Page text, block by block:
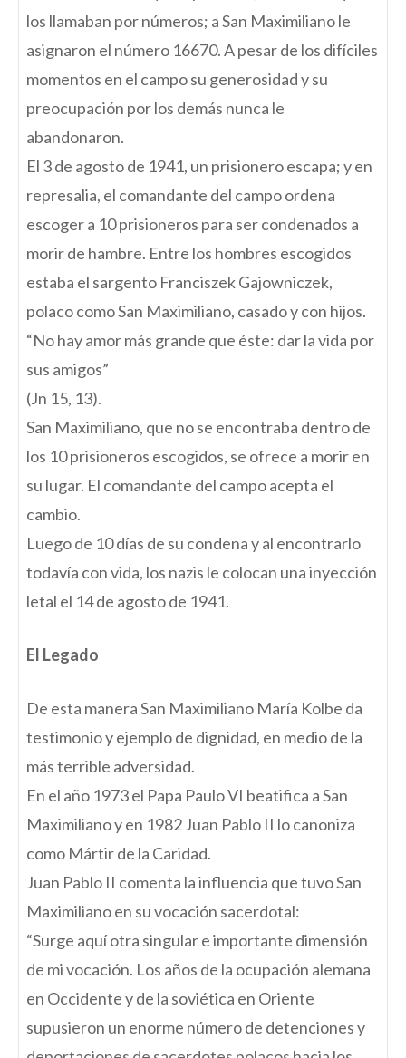
los llamaban por números; a San Maximiliano le
asignaron el número 16670. A pesar de los difíciles
momentos en el campo su generosidad y su
preocupación por los demás nunca le
abandonaron.
El 3 de agosto de 1941, un prisionero escapa; y en
represalia, el comandante del campo ordena
escoger a 10 prisioneros para ser condenados a
morir de hambre. Entre los hombres escogidos
estaba el sargento Franciszek Gajowniczek,
polaco como San Maximiliano, casado y con hijos.
“No hay amor más grande que éste: dar la vida por
sus amigos”
(Jn 15, 13).
San Maximiliano, que no se encontraba dentro de
los 10 prisioneros escogidos, se ofrece a morir en
su lugar. El comandante del campo acepta el
cambio.
Luego de 10 días de su condena y al encontrarlo
todavía con vida, los nazis le colocan una inyección
letal el 14 de agosto de 1941.
El Legado
De esta manera San Maximiliano María Kolbe da
testimonio y ejemplo de dignidad, en medio de la
más terrible adversidad.
En el año 1973 el Papa Paulo VI beatifica a San
Maximiliano y en 1982 Juan Pablo II lo canoniza
como Mártir de la Caridad.
Juan Pablo II comenta la influencia que tuvo San
Maximiliano en su vocación sacerdotal:
“Surge aquí otra singular e importante dimensión
de mi vocación. Los años de la ocupación alemana
en Occidente y de la soviética en Oriente
supusieron un enorme número de detenciones y